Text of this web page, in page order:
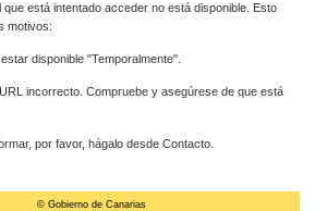
que está intentado acceder no está disponible. Esto
motivos:
disponible "Temporalmente".
incorrecto. Compruebe y asegúrese de que está
por favor, hágalo desde Contacto.
© Gobierno de Canarias